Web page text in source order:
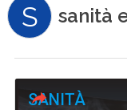
S sanità
SANITÀ